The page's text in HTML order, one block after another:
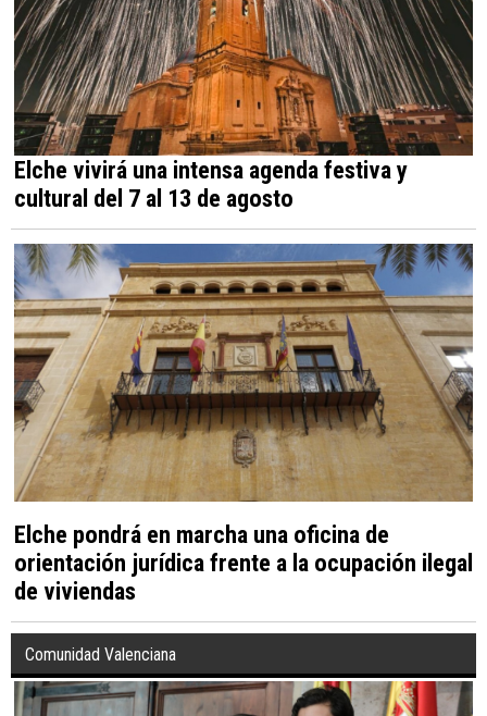
Elche vivirá una intensa agenda festiva y
cultural del 7 al 13 de agosto
Elche pondrá en marcha una oficina de
orientación jurídica frente a la ocupación ilegal
de viviendas
Comunidad Valenciana